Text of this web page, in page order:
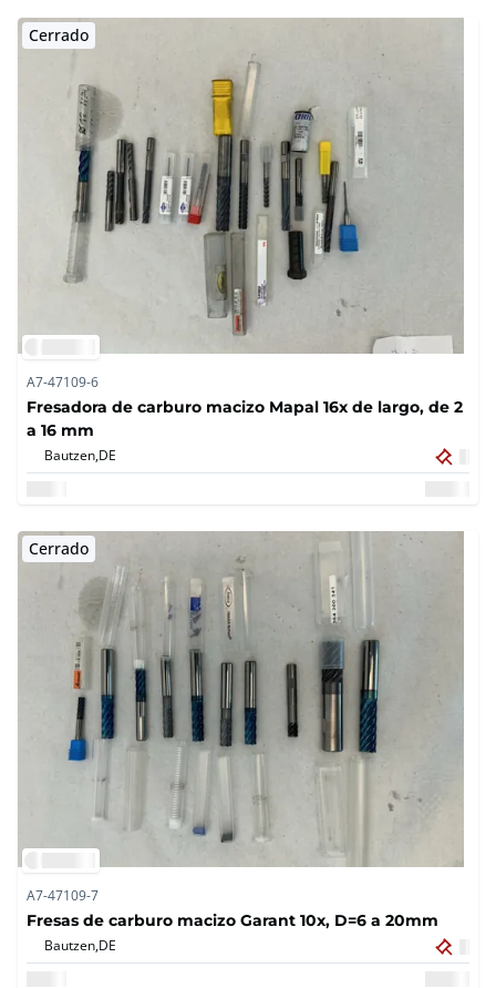
Cerrado
A7-47109-6
Fresadora de carburo macizo Mapal 16x de largo, de 2
a 16 mm
Bautzen,DE
Cerrado
A7-47109-7
Fresas de carburo macizo Garant 10x, D=6 a 20mm
Bautzen,DE